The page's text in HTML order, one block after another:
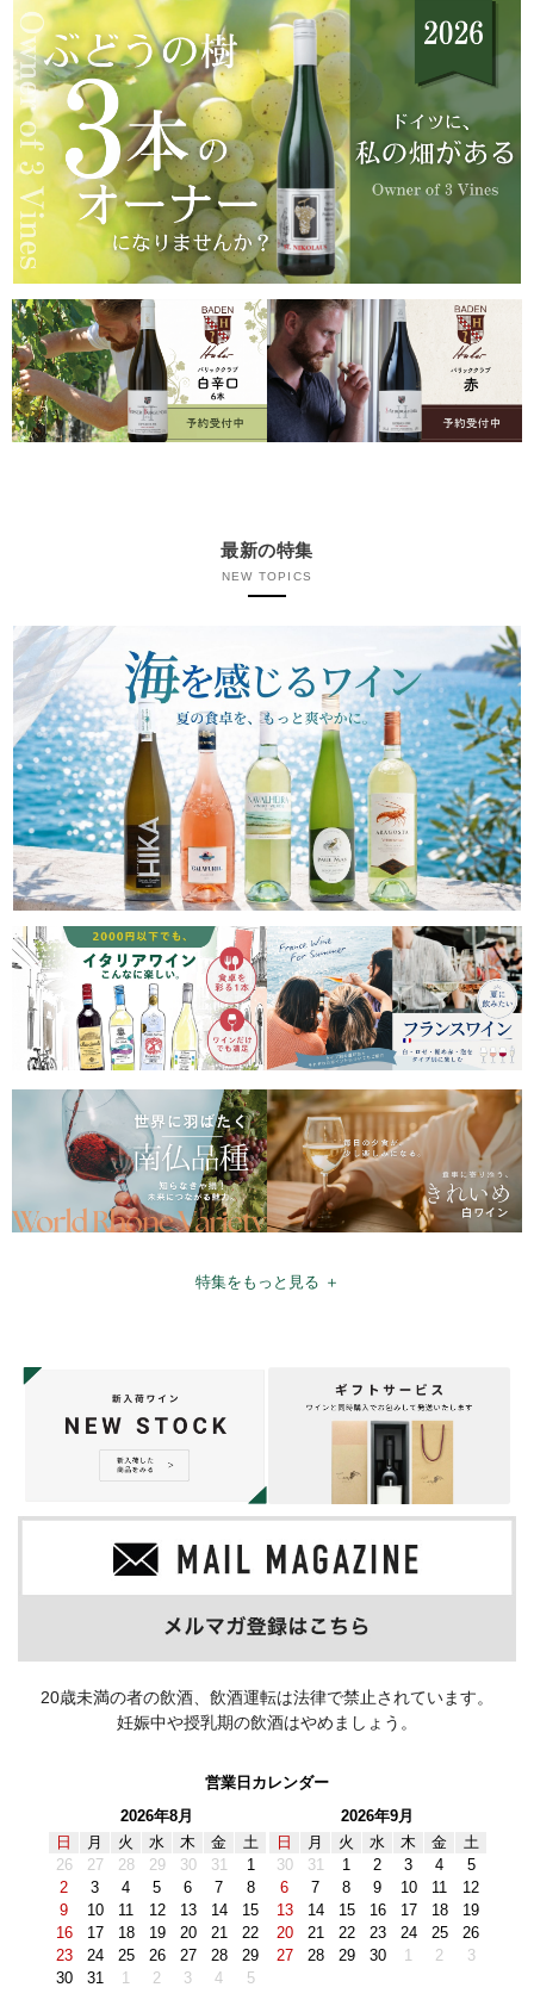
最新の特集
NEW TOPICS
特集をもっと見る ＋
20歳未満の者の飲酒、飲酒運転は法律で禁止されています。
妊娠中や授乳期の飲酒はやめましょう。
営業日カレンダー
2026年8月
日
月 火 水 木 金
土
26
27 28 29 30 31
1
2
3 4 5 6 7
8
9
10 11 12 13 14
15
16
17 18 19 20 21
22
23
24 25 26 27 28
29
30
31 1 2 3 4 5
2026年9月
日
月 火 水 木 金
土
30
31 1 2 3 4
5
6
7 8 9 10 11
12
13
14 15 16 17 18
19
20
21 22 23 24 25
26
27
28 29 30 1 2 3